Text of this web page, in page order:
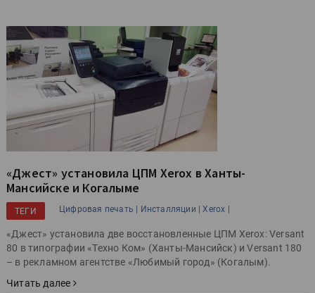
«Джест» установила ЦПМ Xerox в Ханты-
Мансийске и Когалыме
ТЕГИ Цифровая печать | Инсталляции | Xerox |
«Джест» установила две восстановленные ЦПМ Xerox: Versant
80 в типографии «Техно Ком» (Ханты-Мансийск) и Versant 180
– в рекламном агентстве «Любимый город» (Когалым).
Читать далее